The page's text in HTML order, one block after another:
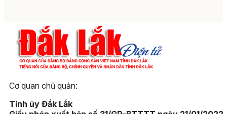
Cơ quan chủ quản:
Tỉnh ủy Đắk Lắk